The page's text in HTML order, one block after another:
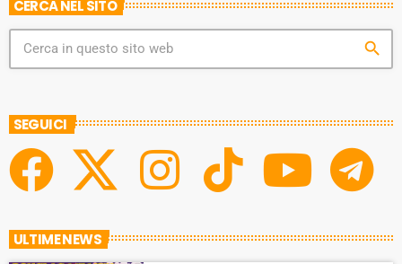
E
CERCA NEL SITO
search
SEGUICI
ULTIME NEWS